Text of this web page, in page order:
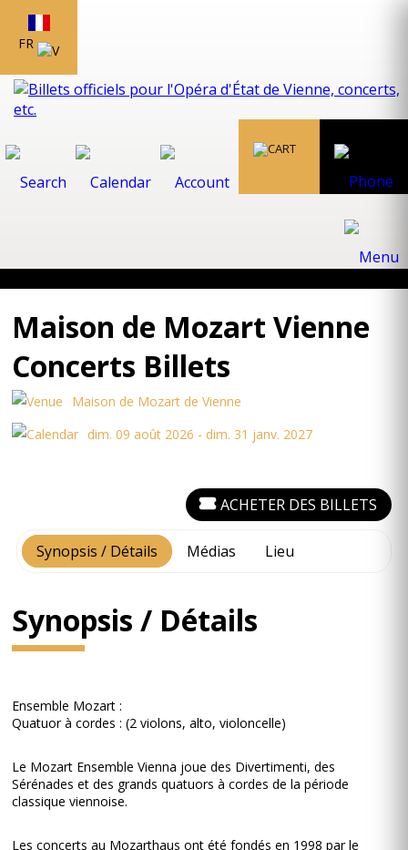
FR
Maison de Mozart Vienne
Concerts Billets
Maison de Mozart de Vienne
dim. 09 août 2026 - dim. 31 janv. 2027
Synopsis / Détails Médias Lieu
ACHETER DES BILLETS
Synopsis / Détails
Ensemble Mozart :
Quatuor à cordes : (2 violons, alto, violoncelle)
Le Mozart Ensemble Vienna joue des Divertimenti, des
Sérénades et des grands quatuors à cordes de la période
classique viennoise.
Les concerts au Mozarthaus ont été fondés en 1998 par le